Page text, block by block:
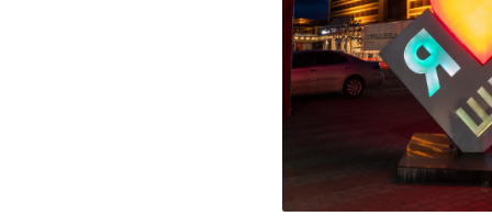
ПРАВИЛА